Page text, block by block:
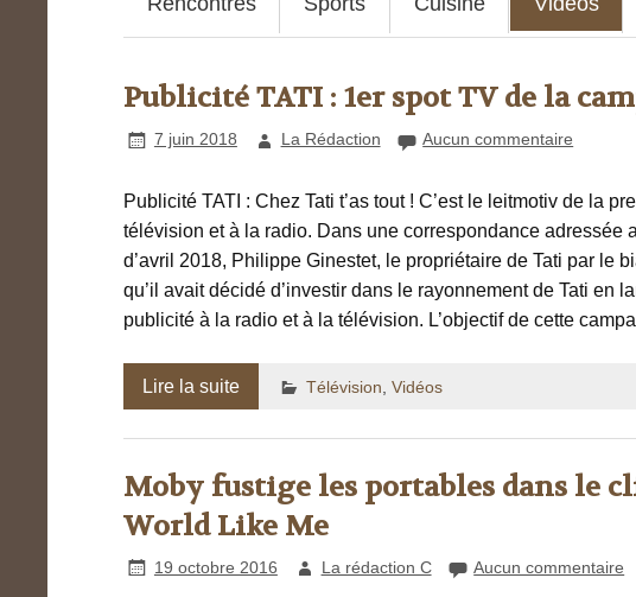
Publicité TATI : 1er spot TV de la
7 juin 2018 La Rédaction Aucun commentaire
Publicité TATI : Chez Tati t’as tout ! C’est le leitmotiv de la
télévision et à la radio. Dans une correspondance adressée
d’avril 2018, Philippe Ginestet, le propriétaire de Tati par le
qu’il avait décidé d’investir dans le rayonnement de Tati en
publicité à la radio et à la télévision. L’objectif de cette
Lire la suite Télévision Vidéos
Moby fustige les portables dans le
World Like Me
19 octobre 2016 La rédaction C Aucun commentaire